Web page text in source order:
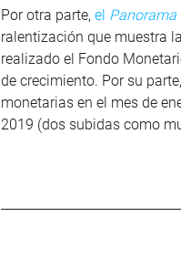
Por otra parte, el Panorama
ralentización que muestra
realizado el Fondo
de crecimiento. Por su
monetarias en el mes de
2019 (dos subidas como